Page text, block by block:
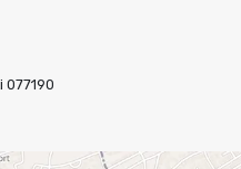
077190